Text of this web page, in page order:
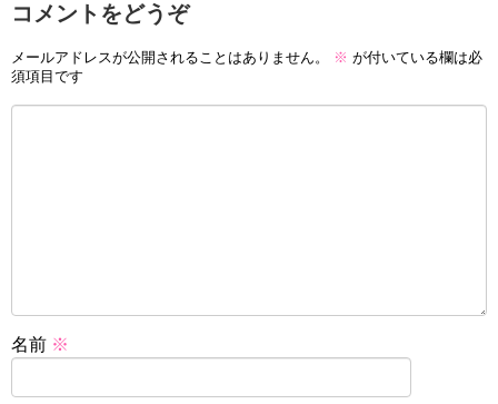
コメントをどうぞ
メールアドレスが公開されることはありません。 ※ が付いている欄は必
須項目です
名前 ※